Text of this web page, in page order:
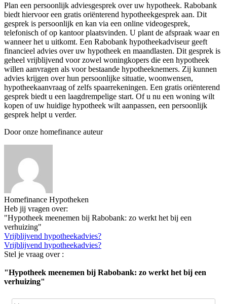
Plan een persoonlijk adviesgesprek over uw hypotheek. Rabobank
biedt hiervoor een gratis oriënterend hypotheekgesprek aan. Dit
gesprek is persoonlijk en kan via een online videogesprek,
telefonisch of op kantoor plaatsvinden. U plant de afspraak waar en
wanneer het u uitkomt. Een Rabobank hypotheekadviseur geeft
financieel advies over uw hypotheek en maandlasten. Dit gesprek is
geheel vrijblijvend voor zowel woningkopers die een hypotheek
willen aanvragen als voor bestaande hypotheeknemers. Zij kunnen
advies krijgen over hun persoonlijke situatie, woonwensen,
hypotheekaanvraag of zelfs spaarrekeningen. Een gratis oriënterend
gesprek biedt u een laagdrempelige start. Of u nu een woning wilt
kopen of uw huidige hypotheek wilt aanpassen, een persoonlijk
gesprek helpt u verder.
Door onze homefinance auteur
Homefinance Hypotheken
Heb jij vragen over:
"Hypotheek meenemen bij Rabobank: zo werkt het bij een
verhuizing"
Vrijblijvend hypotheekadvies?
Vrijblijvend hypotheekadvies?
Stel je vraag over :
"Hypotheek meenemen bij Rabobank: zo werkt het bij een
verhuizing"